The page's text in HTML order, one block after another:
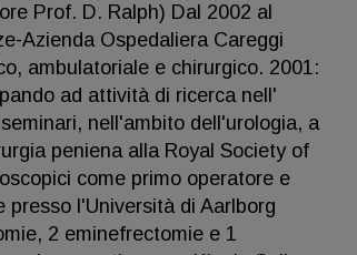
Prof. D. Ralph) Dal 2002 al
Azienda Ospedaliera Careggi
ambulatoriale e chirurgico. 2001:
ad attività di ricerca nell'
nell'ambito dell'urologia, a
peniena alla Royal Society of
come primo operatore e
l'Università di Aarlborg
2 eminefrectomie e 1